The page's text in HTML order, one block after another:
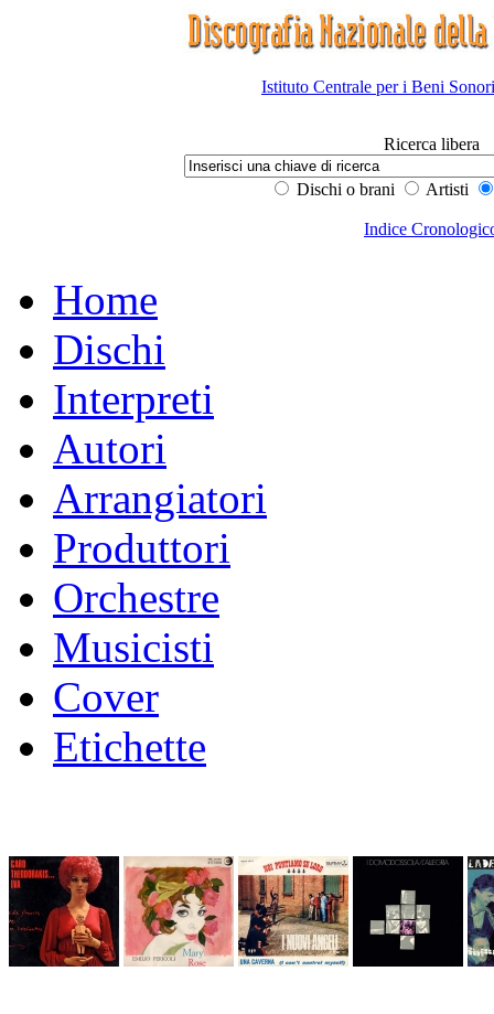
Istituto Centrale per i Beni
Ricerca libera
Dischi o brani Artisti
Indice
Home
Dischi
Interpreti
Autori
Arrangiatori
Produttori
Orchestre
Musicisti
Cover
Etichette